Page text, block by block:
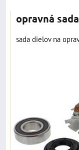
opravná
sada dielov na